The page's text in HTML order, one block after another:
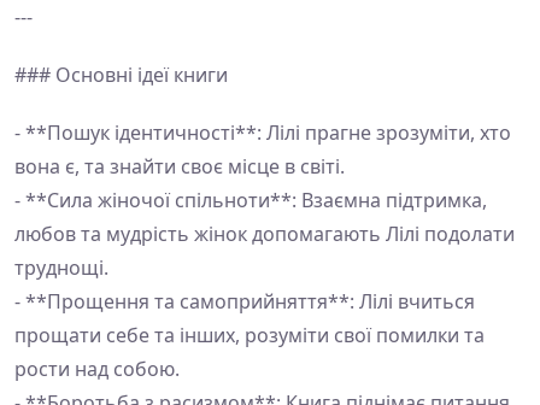
---
### Основні ідеї книги
- **Пошук ідентичності**: Лілі прагне зрозуміти, хто
вона є, та знайти своє місце в світі.
- **Сила жіночої спільноти**: Взаємна підтримка,
любов та мудрість жінок допомагають Лілі подолати
труднощі.
- **Прощення та самоприйняття**: Лілі вчиться
прощати себе та інших, розуміти свої помилки та
рости над собою.